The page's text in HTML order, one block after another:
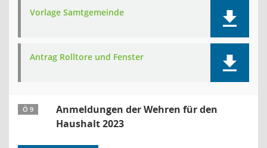
Vorlage Samtgemeinde
Antrag Rolltore und Fenster
Ö 9
Anmeldungen der Wehren für den
Haushalt 2023